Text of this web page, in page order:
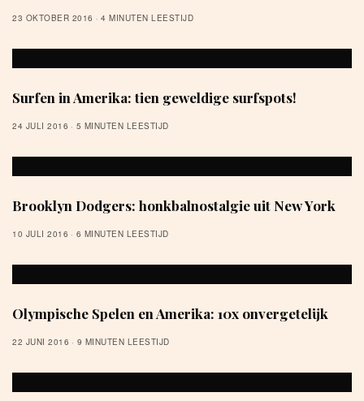
23 OKTOBER 2016 4 MINUTEN LEESTIJD
Surfen in Amerika: tien geweldige surfspots!
24 JULI 2016 5 MINUTEN LEESTIJD
Brooklyn Dodgers: honkbalnostalgie uit New York
10 JULI 2016 6 MINUTEN LEESTIJD
Olympische Spelen en Amerika: 10x onvergetelijk
22 JUNI 2016 9 MINUTEN LEESTIJD